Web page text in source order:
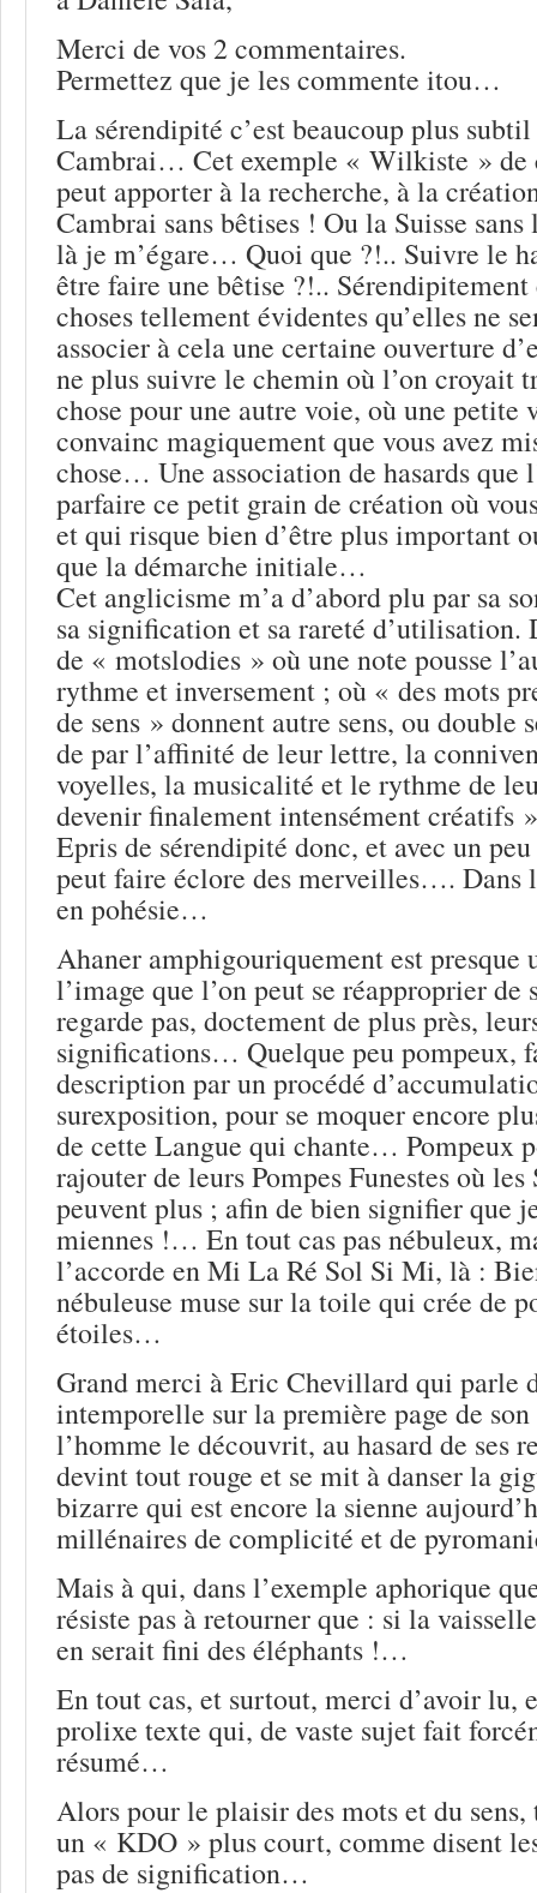
Merci de vos 2 commentaires.
Permettez que je les commente itou…
La sérendipité c’est beaucoup plus
Cambrai… Cet exemple « Wilkiste » de
peut apporter à la recherche, à la
Cambrai sans bêtises ! Ou la Suisse
là je m’égare… Quoi que ?!.. Suivre le
être faire une bêtise ?!.. Sérendipitement
choses tellement évidentes qu’elles ne
associer à cela une certaine ouverture
ne plus suivre le chemin où l’on croyait
chose pour une autre voie, où une petite
convainc magiquement que vous avez
chose… Une association de hasards que
parfaire ce petit grain de création où
et qui risque bien d’être plus important
que la démarche initiale…
Cet anglicisme m’a d’abord plu par sa
sa signification et sa rareté d’utilisation.
de « motslodies » où une note pousse
rythme et inversement ; où « des mots
de sens » donnent autre sens, ou double
de par l’affinité de leur lettre, la
voyelles, la musicalité et le rythme de
devenir finalement intensément
Epris de sérendipité donc, et avec un
peut faire éclore des merveilles…. Dans
en pohésie…
Ahaner amphigouriquement est presque
l’image que l’on peut se réapproprier de
regarde pas, doctement de plus près,
significations… Quelque peu pompeux,
description par un procédé
surexposition, pour se moquer encore
de cette Langue qui chante… Pompeux
rajouter de leurs Pompes Funestes où les
peuvent plus ; afin de bien signifier que
miennes !… En tout cas pas nébuleux,
l’accorde en Mi La Ré Sol Si Mi, là :
nébuleuse muse sur la toile qui crée de
étoiles…
Grand merci à Eric Chevillard qui parle
intemporelle sur la première page de
l’homme le découvrit, au hasard de ses
devint tout rouge et se mit à danser la
bizarre qui est encore la sienne
millénaires de complicité et de
Mais à qui, dans l’exemple aphorique
résiste pas à retourner que : si la
en serait fini des éléphants !…
En tout cas, et surtout, merci d’avoir lu,
prolixe texte qui, de vaste sujet fait
résumé…
Alors pour le plaisir des mots et du sens,
un « KDO » plus court, comme disent
pas de signification…